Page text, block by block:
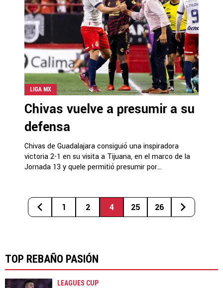
LIGA MX
Chivas vuelve a presumir a su
defensa
Chivas de Guadalajara consiguió una inspiradora
victoria 2-1 en su visita a Tijuana, en el marco de la
Jornada 13 y quele permitió presumir por...
1 2 4 25 26
TOP REBAÑO PASIÓN
LEAGUES CUP